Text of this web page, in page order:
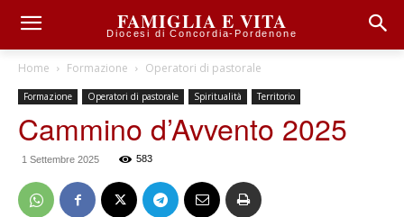
FAMIGLIA E VITA
Diocesi di Concordia-Pordenone
Home Formazione Operatori di pastorale
Formazione Operatori di pastorale Spiritualità Territorio
Cammino d’Avvento 2025
1 Settembre 2025 583